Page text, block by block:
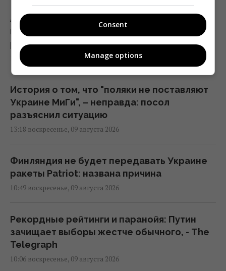
Атаки на Wildberries могут создать новые
проблемы для экономики РФ: в WSJ
раскрыли подробности
16:36 воскресенье, 09 августа 2026
История о том, что "поляки не поставляют
Украине МиГи", – неправда: посол
разъяснил ситуацию
13:18 воскресенье, 09 августа 2026
Финляндия не будет передавать Украине
ракеты Patriot: названа причина
10:49 воскресенье, 09 августа 2026
Рекордные рейтинги и паранойя: Путин
зачищает выборы жестче обычного, - The
Telegraph
10:06 воскресенье, 09 августа 2026
Consent
Manage options